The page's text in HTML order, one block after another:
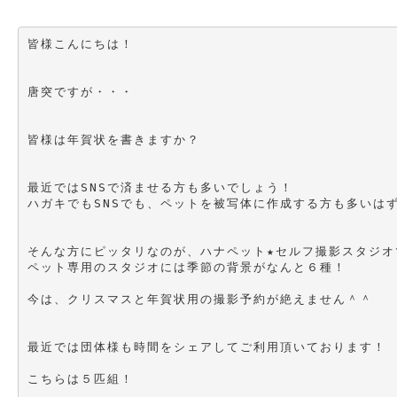
皆様こんにちは！
唐突ですが・・・
皆様は年賀状を書きますか？
最近ではSNSで済ませる方も多いでしょう！
ハガキでもSNSでも、ペットを被写体に作成する方も多いは
そんな方にピッタリなのが、ハナペット★セルフ撮影スタジオ
ペット専用のスタジオには季節の背景がなんと６種！
今は、クリスマスと年賀状用の撮影予約が絶えません＾＾
最近では団体様も時間をシェアしてご利用頂いております！
こちらは５匹組！